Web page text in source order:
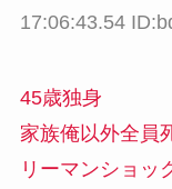
17:06:43.54
45歳独身
家族俺以外全員
リーマンショッ